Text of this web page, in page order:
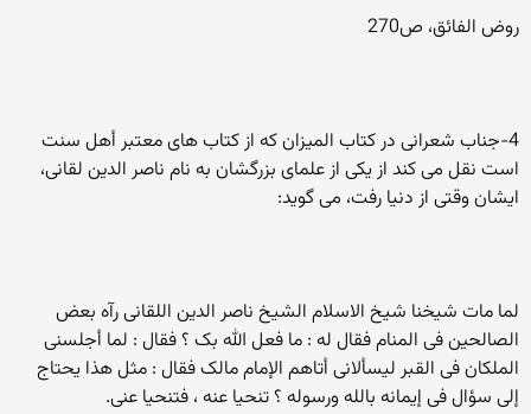
روض الفائق، ص270
4-جناب شعرانی در کتاب المیزان که از کتاب های معتبر أهل سنت
است نقل می کند از یکی از علمای بزرگشان به نام ناصر الدین لقانی،
ایشان وقتی از دنیا رفت، می گوید:
لما مات شیخنا شیخ الاسلام الشیخ ناصر الدین اللقانی رآه بعض
الصالحین فی المنام فقال له : ما فعل الله بک ؟ فقال : لما أجلسنی
الملکان فی القبر لیسألانی أتاهم الإمام مالک فقال : مثل هذا یحتاج
إلى سؤال فی إیمانه بالله ورسوله ؟ تنحیا عنه ، فتنحیا عنی.